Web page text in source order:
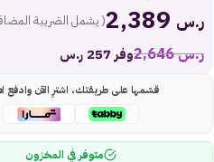
ر.س ( يشمل الضريبة
ر.س2,646 وفر 257 ر.س
قسّمها على طريقتك، اشترِ الآن وادفع
متوفر في المخزون